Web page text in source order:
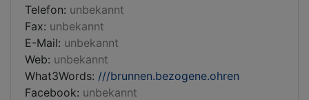
Telefon: unbekannt
Fax: unbekannt
E-Mail: unbekannt
Web: unbekannt
What3Words: ///brunnen.bezogene.ohren
Facebook: unbekannt